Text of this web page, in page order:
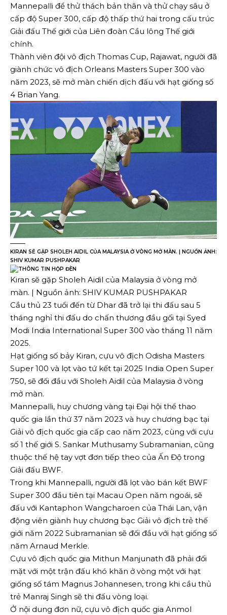
Mannepalli để thử thách bản thân và thử chạy sâu ở
cấp độ Super 300, cấp độ thấp thứ hai trong cấu trúc
Giải đấu Thế giới của Liên đoàn Cầu lông Thế giới
chính.
Thành viên đội vô địch Thomas Cup, Rajawat, người đã
giành chức vô địch Orleans Masters Super 300 vào
năm 2023, sẽ mở màn chiến dịch đấu với hạt giống số
4 Brian Yang.
KIRAN SẼ GẶP SHOLEH AIDIL CỦA MALAYSIA Ở VÒNG MỞ MÀN. | NGUỒN ẢNH:
SHIV KUMAR PUSHPAKAR
Kiran sẽ gặp Sholeh Aidil của Malaysia ở vòng mở
màn. | Nguồn ảnh: SHIV KUMAR PUSHPAKAR
Cầu thủ 23 tuổi đến từ Dhar đã trở lại thi đấu sau 5
tháng nghỉ thi đấu do chấn thương đầu gối tại Syed
Modi India International Super 300 vào tháng 11 năm
2025.
Hạt giống số bảy Kiran, cựu vô địch Odisha Masters
Super 100 và lọt vào tứ kết tại 2025 India Open Super
750, sẽ đối đầu với Sholeh Aidil của Malaysia ở vòng
mở màn.
Mannepalli, huy chương vàng tại Đại hội thể thao
quốc gia lần thứ 37 năm 2023 và huy chương bạc tại
Giải vô địch quốc gia cấp cao năm 2023, cùng với cựu
số 1 thế giới S. Sankar Muthusamy Subramanian, cũng
thuộc thế hệ tay vợt đơn tiếp theo của Ấn Độ trong
Giải đấu BWF.
Trong khi Mannepalli, người đã lọt vào bán kết BWF
Super 300 đầu tiên tại Macau Open năm ngoái, sẽ
đấu với Kantaphon Wangcharoen của Thái Lan, vận
động viên giành huy chương bạc Giải vô địch trẻ thế
giới năm 2022 Subramanian sẽ đối đầu với hạt giống số
năm Arnaud Merkle.
Cựu vô địch quốc gia Mithun Manjunath đã phải đối
mặt với một trận đấu khó khăn ở vòng một với hạt
giống số tám Magnus Johannesen, trong khi cầu thủ
trẻ Manraj Singh sẽ thi đấu vòng loại.
Ở nội dung đơn nữ, cựu vô địch quốc gia Anmol